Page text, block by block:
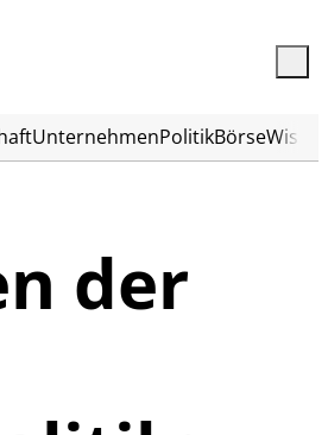
UnternehmenPolitikBörse
der